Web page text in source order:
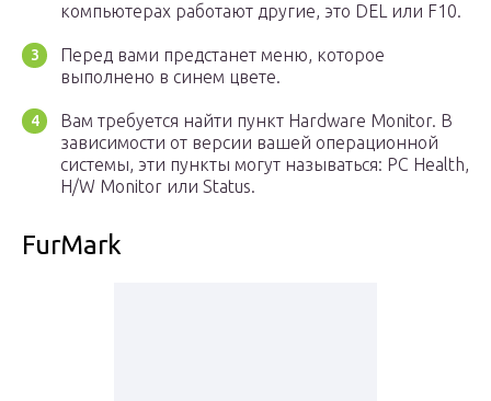
компьютерах работают другие, это DEL или F10.
Перед вами предстанет меню, которое
выполнено в синем цвете.
Вам требуется найти пункт Hardware Monitor. В
зависимости от версии вашей операционной
системы, эти пункты могут называться: PC Health,
H/W Monitor или Status.
FurMark